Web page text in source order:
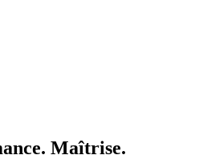
Maîtrise.